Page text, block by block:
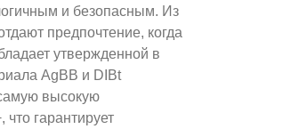
исполнителя
и безопасным. Из
предпочтение, когда
утвержденной в
AgBB и DIBt
высокую
гарантирует